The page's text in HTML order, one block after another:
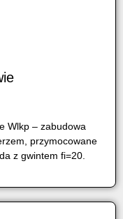
Wlkp – zabudowa
przymocowane
z gwintem fi=20.